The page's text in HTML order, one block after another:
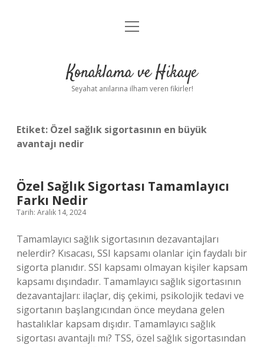
Anasayfa
Yasal Uyarı
menüyü
Konaklama ve Hikaye
Seyahat anılarına ilham veren fikirler!
Etiket: Özel sağlık sigortasının en büyük
avantajı nedir
Özel Sağlık Sigortası Tamamlayıcı
Farkı Nedir
Tarih: Aralık 14, 2024
Tamamlayıcı sağlık sigortasının dezavantajları
nelerdir? Kısacası, SSI kapsamı olanlar için faydalı bir
sigorta planıdır. SSI kapsamı olmayan kişiler kapsam
kapsamı dışındadır. Tamamlayıcı sağlık sigortasının
dezavantajları: ilaçlar, diş çekimi, psikolojik tedavi ve
sigortanın başlangıcından önce meydana gelen
hastalıklar kapsam dışıdır. Tamamlayıcı sağlık
sigortası avantajlı mı? TSS, özel sağlık sigortasından